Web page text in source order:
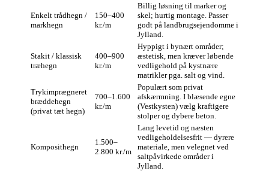
Enkelt trådhegn /
markhegn
150–400
kr./m
Billig løsning til marker og
skel; hurtig montage. Passer
godt på landbrugsejendomme i
Jylland.
Stakit / klassisk
træhegn
400–900
kr./m
Hyppigt i bynært områder;
æstetisk, men kræver løbende
vedligehold på kystnære
matrikler pga. salt og vind.
Trykimprægneret
bræddehegn
(privat tæt hegn)
700–1.600
kr./m
Populært som privat
afskærmning. I blæsende egne
(Vestkysten) vælg kraftigere
stolper og dybere beton.
Komposithegn
1.500–
2.800 kr./m
Lang levetid og næsten
vedligeholdelsesfrit — dyrere
materiale, men velegnet ved
saltpåvirkede områder i
Jylland.